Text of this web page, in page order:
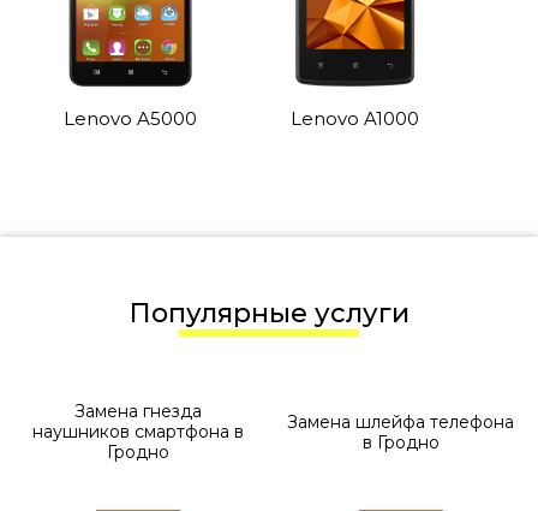
Lenovo A5000 Lenovo A1000
Популярные услуги
Замена гнезда
наушников смартфона в
Гродно
Замена шлейфа телефона
в Гродно